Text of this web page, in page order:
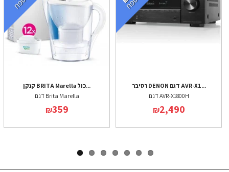
קנקן BRITA Marella כול...
דגם Brita Marella
₪359
רסיבר DENON דגם AVR-X1...
דגם AVR-X1800H
₪2,490